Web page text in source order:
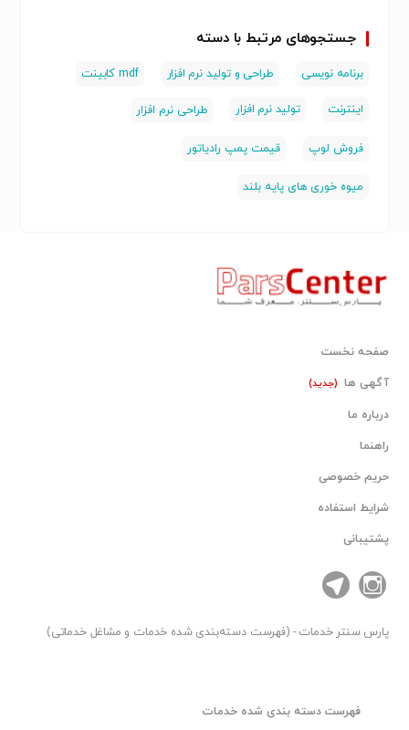
جستجوهای مرتبط با دسته
برنامه نویسی طراحی و تولید نرم افزار mdf کابینت
اینترنت تولید نرم افزار طراحی نرم افزار
فروش لوپ قیمت پمپ رادیاتور
میوه خوری های پایه بلند
صفحه نخست
آگهی ها (جدید)
درباره ما
راهنما
حریم خصوصی
شرایط استفاده
پشتیبانی
پارس سنترخدمات - (فهرست دسته‌بندی شده خدمات و مشاغل خدماتی)
فهرست دسته بندی شده خدمات